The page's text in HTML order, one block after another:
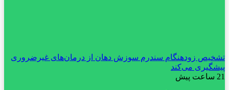
تشخیص زودهنگام سندرم سوزش دهان از درمان‌های غیرضروری
پیشگیری می‌کند
21 ساعت پیش